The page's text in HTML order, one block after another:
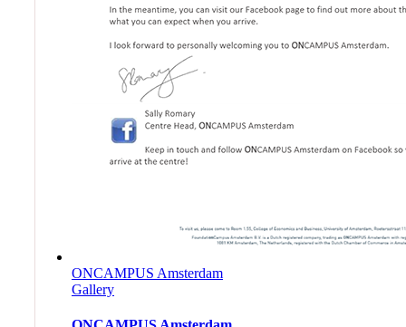
ONCAMPUS Amsterdam
Gallery